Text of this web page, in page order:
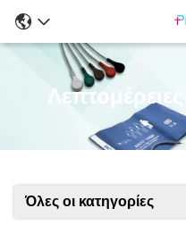
Όλες οι κατηγορίες